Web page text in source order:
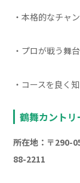
・本格的なチャ
・プロが戦う舞
・コースを良く
鶴舞カントリ
所在地：〒290-
88-2211